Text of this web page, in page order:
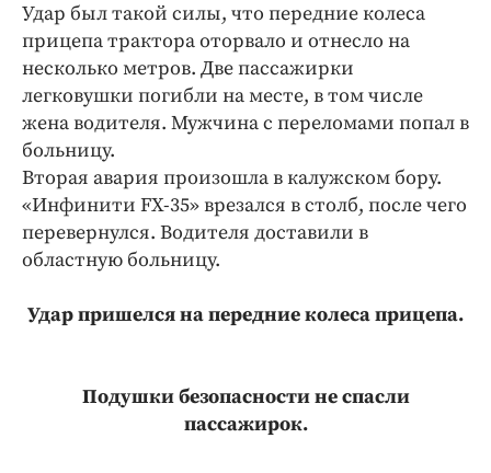
ПРОЕКТЫ
Блоги
Издания
Медиаперсона
Интересное чтиво
Клиника года
Бренд года
Работодатель года
Удар был такой силы, что передние колеса
прицепа трактора оторвало и отнесло на
несколько метров. Две пассажирки
легковушки погибли на месте, в том числе
жена водителя. Мужчина с переломами попал в
больницу.
Вторая авария произошла в калужском бору.
«Инфинити FX-35» врезался в столб, после чего
перевернулся. Водителя доставили в
областную больницу.
Удар пришелся на передние колеса прицепа.
Подушки безопасности не спасли
пассажирок.